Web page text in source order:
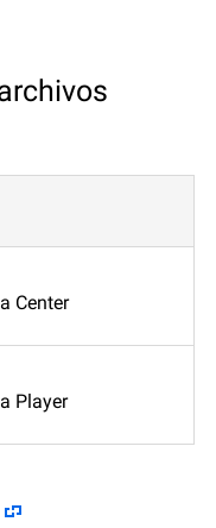
Center
Player